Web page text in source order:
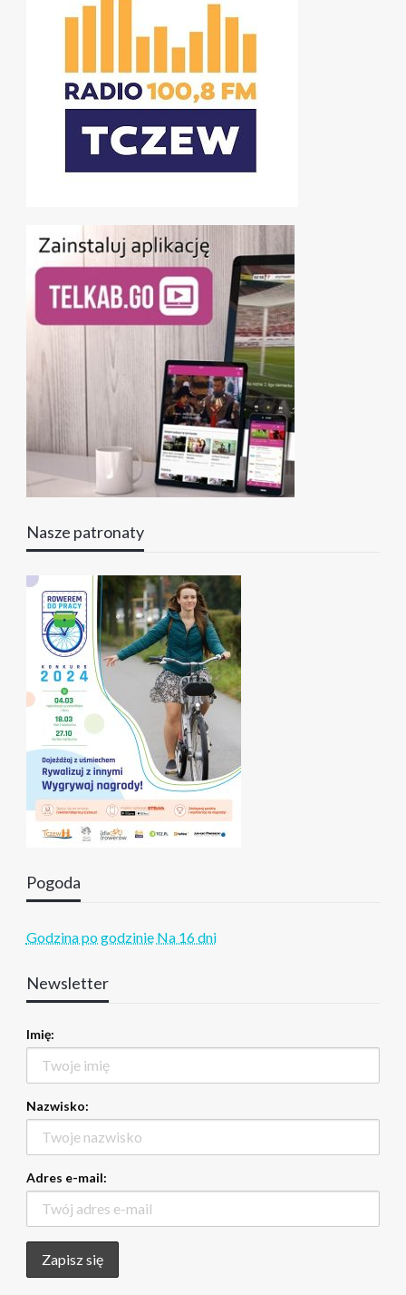
Nasze patronaty
Pogoda
Godzina po godzinie Na 16 dni
Newsletter
Imię:
Nazwisko:
Adres e-mail: